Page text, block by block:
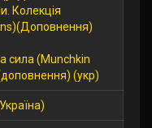
Колекція
сила (Munchkin
(укр)